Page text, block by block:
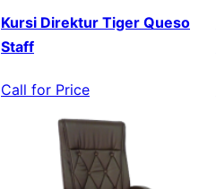
Kursi Direktur Tiger Queso
Staff
Call for Price